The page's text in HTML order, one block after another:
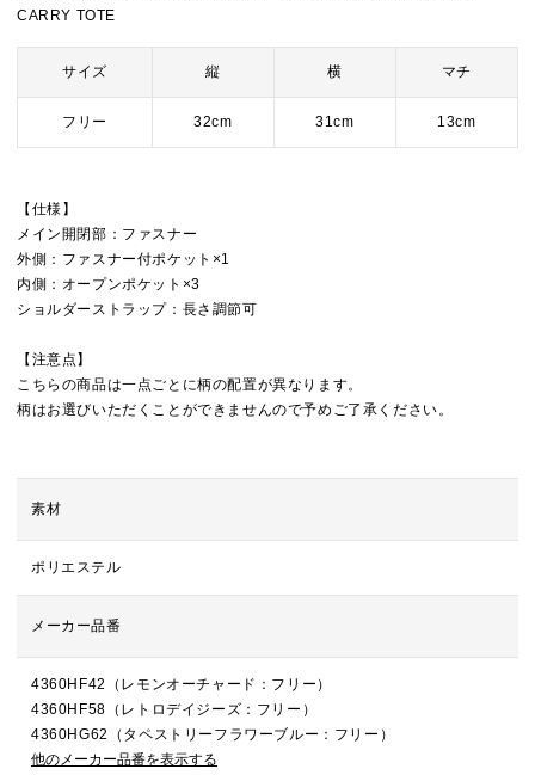
CARRY TOTE
サイズ 縦 横 マチ
フリー 32cm 31cm 13cm
【仕様】
メイン開閉部：ファスナー
外側：ファスナー付ポケット×1
内側：オープンポケット×3
ショルダーストラップ：長さ調節可
【注意点】
こちらの商品は一点ごとに柄の配置が異なります。
柄はお選びいただくことができませんので予めご了承ください。
素材
ポリエステル
メーカー品番
4360HF42（レモンオーチャード：フリー）
4360HF58（レトロデイジーズ：フリー）
4360HG62（タペストリーフラワーブルー：フリー）
他のメーカー品番を表示する